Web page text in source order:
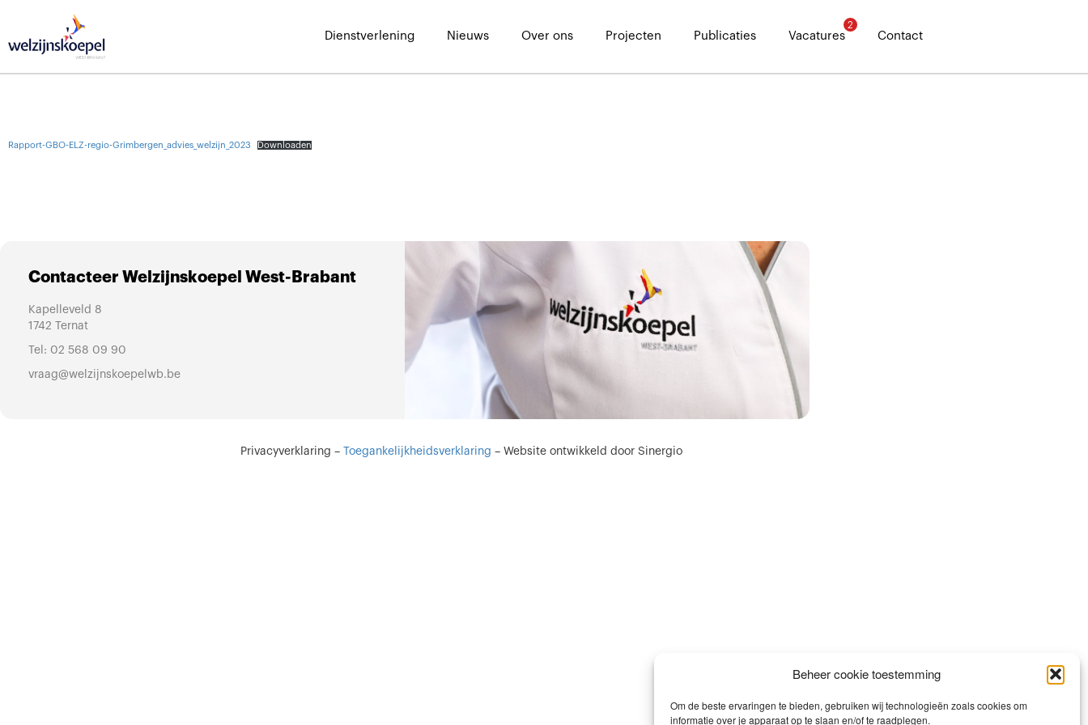
Beheer cookie toestemming
Om de beste ervaringen te bieden, gebruiken wij technologieën zoals cookies om
informatie over je apparaat op te slaan en/of te raadplegen.
Dienstverlening Nieuws Over ons Projecten Publicaties Vacatures
2
Contact
Rapport-GBO-ELZ-regio-Grimbergen_advies_welzijn_2023 Downloaden
Contacteer Welzijnskoepel West-Brabant
Kapelleveld 8
1742 Ternat
Tel: 02 568 09 90
vraag@welzijnskoepelwb.be
Privacyverklaring – Toegankelijkheidsverklaring – Website ontwikkeld door Sinergio